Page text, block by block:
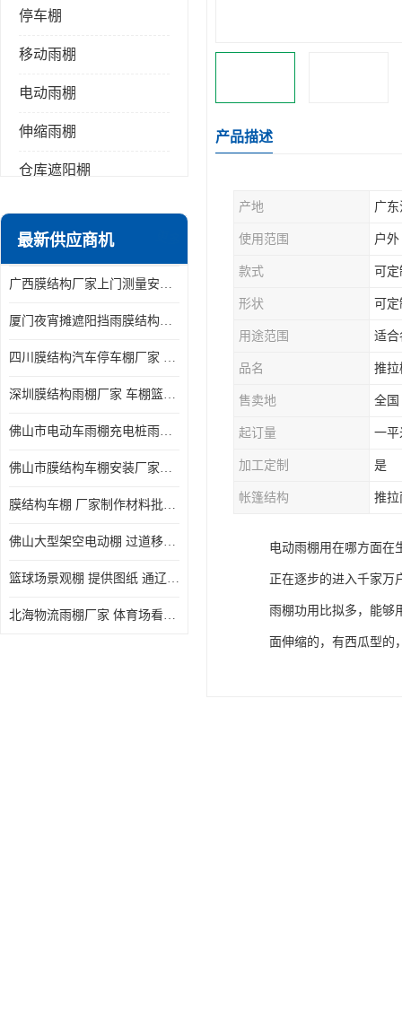
停车棚
移动雨棚
电动雨棚
伸缩雨棚
仓库遮阳棚
电动推拉雨棚
膜结构停景观棚
最新供应商机
广西膜结构厂家上门测量安装发货，厂家发货没有差价
厦门夜宵摊遮阳挡雨膜结构雨棚设计 上门测量 款式多
四川膜结构汽车停车棚厂家 款式多 提供报价
深圳膜结构雨棚厂家 车棚篮球场体育看台 规格多样
佛山市电动车雨棚充电桩雨棚小区电动车棚
佛山市膜结构车棚安装厂家发货安装
膜结构车棚 厂家制作材料批发安装一体式工厂
佛山大型架空电动棚 过道移动雨蓬 屋轨道悬空棚免费测量
篮球场景观棚 提供图纸 通辽膜结构厂家
北海物流雨棚厂家 体育场看台雨棚 价格优惠
产品描述
产地 广
使用范围 户外
款式 可定
形状 可定
用途范围 适合
品名 推拉
售卖地 全国
起订量 一平
加工定制 是
帐篷结构 推拉
电动雨棚用在哪方面在
正在逐步的进入千家万
雨棚功用比拟多，能够
面伸缩的，有西瓜型的